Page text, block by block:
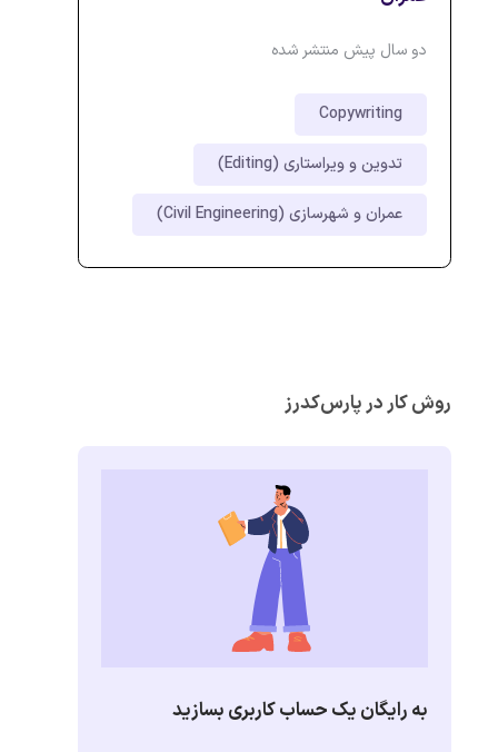
دو سال پیش منتشر شده
Copywriting
تدوین و ویراستاری (Editing)
عمران و شهرسازی (Civil Engineering)
روش کار در پارس‌کدرز
به رایگان یک حساب کاربری بسازید